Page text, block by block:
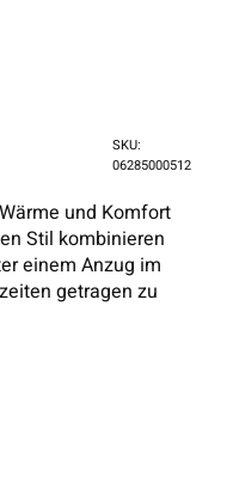
SKU:
06285000512
und Komfort
Stil kombinieren
einem Anzug im
getragen zu